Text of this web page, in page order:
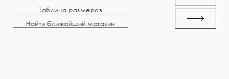
Таблица размеров
Найти ближайший магазин